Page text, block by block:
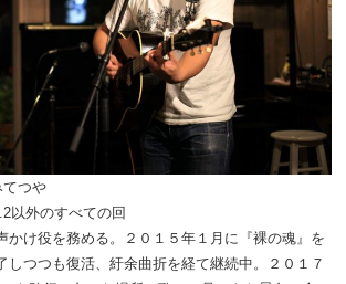
つや
以外のすべての回
かけ役を務める。２０１５年１月に『裸の魂』を
しつつも復活、紆余曲折を経て継続中。２０１７